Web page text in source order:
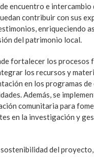
encuentro e intercambio
contribuir con sus
enriqueciendo
del patrimonio local.
fortalecer los procesos
los recursos y
en los programas de
Además, se
comunitaria para
en la investigación y
del